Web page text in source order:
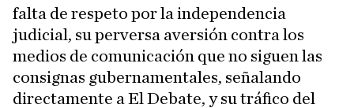
falta de respeto por la independencia
judicial, su perversa aversión contra los
medios de comunicación que no siguen las
consignas gubernamentales, señalando
directamente a El Debate, y su tráfico del